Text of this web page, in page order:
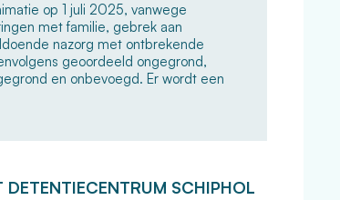
op 1 juli 2025, vanwege
met familie, gebrek aan
nazorg met ontbrekende
geoordeeld ongegrond,
en onbevoegd. Er wordt een
DETENTIECENTRUM SCHIPHOL